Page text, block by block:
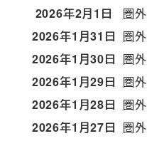
2026年2月1日
圏外
2026年1月31日 圏外
2026年1月30日 圏外
2026年1月29日 圏外
2026年1月28日 圏外
2026年1月27日 圏外